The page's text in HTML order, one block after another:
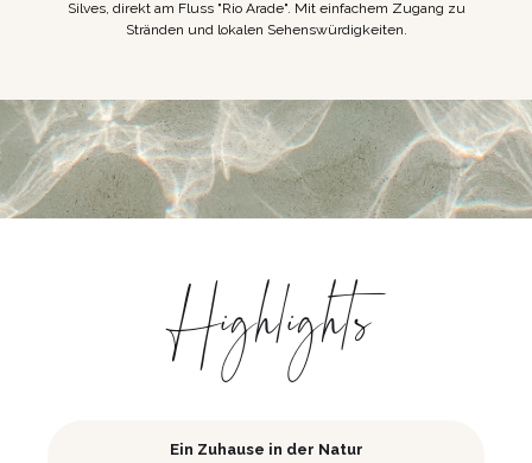
Silves, direkt am Fluss "Rio Arade". Mit einfachem Zugang zu
Stränden und lokalen Sehenswürdigkeiten.
Highlights
Ein Zuhause in der Natur